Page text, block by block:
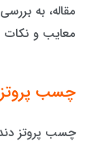
مقاله، به
معایب و نکات
چسب
چسب پروتز